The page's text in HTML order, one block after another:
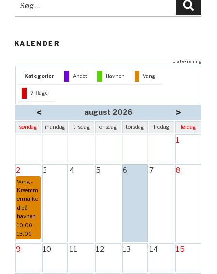
efter:
KALENDER
Listevisning
Kategorier Andet Havnen Vang
Vi flager
< august 2026 >
søndag mandag tirsdag onsdag torsdag fredag lørdag
1
2
Vang -
Kræmm
ermarke
d på
havnen
10:00 -
13:00
3 4 5 6 7 8
9 10 11 12 13 14 15